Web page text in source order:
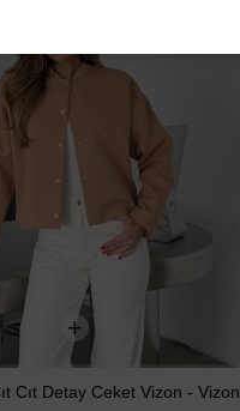
Cıt Detay Ceket Vizon - Vizon